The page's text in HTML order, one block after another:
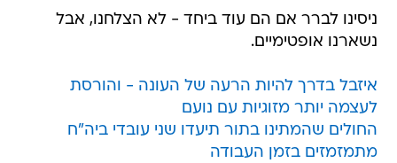
ניסינו לברר אם הם עוד ביחד - לא הצלחנו, אבל
נשארנו אופטימיים.
איזבל בדרך להיות הרעה של העונה - והורסת
לעצמה יותר מזוגיות עם נועם
החולים שהמתינו בתור תיעדו שני עובדי ביה"ח
מתמזמזים בזמן העבודה